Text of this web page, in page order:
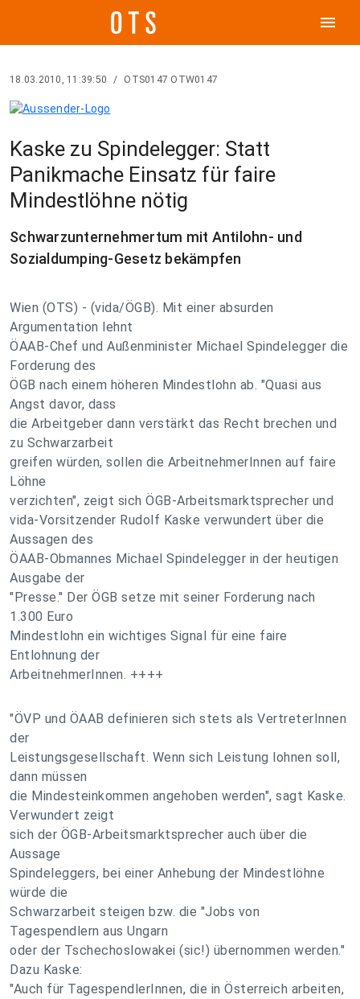
menu
18.03.2010, 11:39:50 / OTS0147 OTW0147
Kaske zu Spindelegger: Statt
Panikmache Einsatz für faire
Mindestlöhne nötig
Schwarzunternehmertum mit Antilohn- und
Sozialdumping-Gesetz bekämpfen
Wien (OTS) - (vida/ÖGB). Mit einer absurden
Argumentation lehnt
ÖAAB-Chef und Außenminister Michael Spindelegger die
Forderung des
ÖGB nach einem höheren Mindestlohn ab. "Quasi aus
Angst davor, dass
die Arbeitgeber dann verstärkt das Recht brechen und
zu Schwarzarbeit
greifen würden, sollen die ArbeitnehmerInnen auf faire
Löhne
verzichten", zeigt sich ÖGB-Arbeitsmarktsprecher und
vida-Vorsitzender Rudolf Kaske verwundert über die
Aussagen des
ÖAAB-Obmannes Michael Spindelegger in der heutigen
Ausgabe der
"Presse." Der ÖGB setze mit seiner Forderung nach
1.300 Euro
Mindestlohn ein wichtiges Signal für eine faire
Entlohnung der
ArbeitnehmerInnen. ++++
"ÖVP und ÖAAB definieren sich stets als VertreterInnen
der
Leistungsgesellschaft. Wenn sich Leistung lohnen soll,
dann müssen
die Mindesteinkommen angehoben werden", sagt Kaske.
Verwundert zeigt
sich der ÖGB-Arbeitsmarktsprecher auch über die
Aussage
Spindeleggers, bei einer Anhebung der Mindestlöhne
würde die
Schwarzarbeit steigen bzw. die "Jobs von
Tagespendlern aus Ungarn
oder der Tschechoslowakei (sic!) übernommen werden."
Dazu Kaske:
"Auch für TagespendlerInnen, die in Österreich arbeiten,